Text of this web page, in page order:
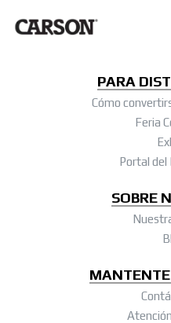
PARA
Cómo
Feria
Portal del
SOBRE